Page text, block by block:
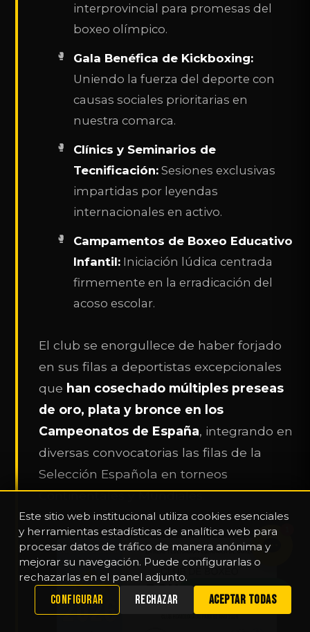
interprovincial para promesas del
boxeo olímpico.
Gala Benéfica de Kickboxing:
Uniendo la fuerza del deporte con
causas sociales prioritarias en
nuestra comarca.
Clínics y Seminarios de
Tecnificación: Sesiones exclusivas
impartidas por leyendas
internacionales en activo.
Campamentos de Boxeo Educativo
Infantil: Iniciación lúdica centrada
firmemente en la erradicación del
acoso escolar.
El club se enorgullece de haber forjado
en sus filas a deportistas excepcionales
que han cosechado múltiples preseas
de oro, plata y bronce en los
Campeonatos de España, integrando en
diversas convocatorias las filas de la
Selección Española en torneos
Continentales y Mundiales.
WHATSAPP
Este sitio web institucional utiliza cookies esenciales
y herramientas estadísticas de analítica web para
procesar datos de tráfico de manera anónima y
mejorar su navegación. Puede configurarlas o
rechazarlas en el panel adjunto.
CONFIGURAR RECHAZAR ACEPTAR TODAS